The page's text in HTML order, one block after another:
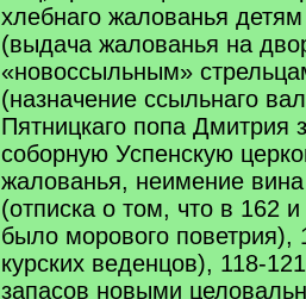
хлебнаго жалованья
(выдача жалованья на
«новоссыльным»
(назначение ссыльнаго
Пятницкаго попа Дмитрия
соборную Успенскую
жалованья, неимение
(отписка о том, что в 162
было морового поветрия),
курских веденцов), 118-
запасов новыми